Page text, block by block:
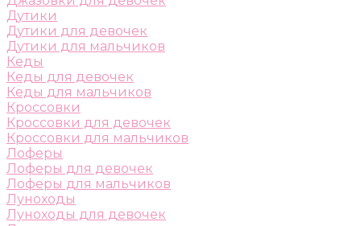
Дутики
Дутики для девочек
Дутики для мальчиков
Кеды
Кеды для девочек
Кеды для мальчиков
Кроссовки
Кроссовки для девочек
Кроссовки для мальчиков
Лоферы
Лоферы для девочек
Лоферы для мальчиков
Луноходы
Луноходы для девочек